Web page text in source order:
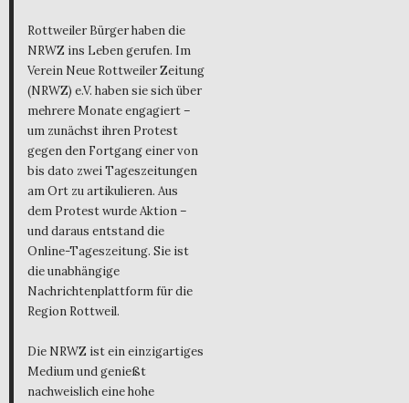
Rottweiler Bürger haben die
NRWZ ins Leben gerufen. Im
Verein Neue Rottweiler Zeitung
(NRWZ) e.V. haben sie sich über
mehrere Monate engagiert –
um zunächst ihren Protest
gegen den Fortgang einer von
bis dato zwei Tageszeitungen
am Ort zu artikulieren. Aus
dem Protest wurde Aktion –
und daraus entstand die
Online-Tageszeitung. Sie ist
die unabhängige
Nachrichtenplattform für die
Region Rottweil.
Die NRWZ ist ein einzigartiges
Medium und genießt
nachweislich eine hohe